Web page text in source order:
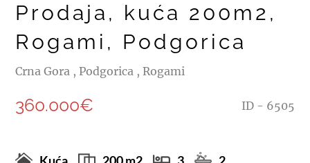
Prodaja, kuća 200m2,
Rogami, Podgorica
Crna Gora , Podgorica , Rogami
360.000€ ID - 6505